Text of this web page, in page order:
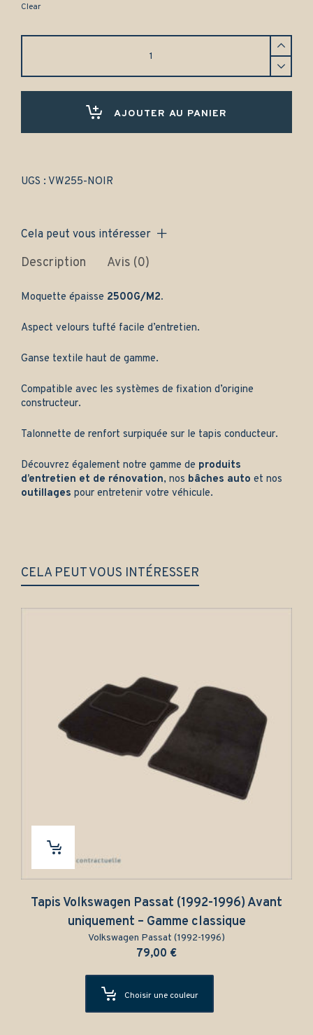
Clear
classique
AJOUTER AU PANIER
UGS : VW255-NOIR
Cela peut vous intéresser
Description Avis (0)
Moquette épaisse 2500G/M2.
Aspect velours tufté facile d’entretien.
Ganse textile haut de gamme.
Compatible avec les systèmes de fixation d’origine
constructeur.
Talonnette de renfort surpiquée sur le tapis conducteur.
Découvrez également notre gamme de produits
d’entretien et de rénovation, nos bâches auto et nos
outillages pour entretenir votre véhicule.
CELA PEUT VOUS INTÉRESSER
Volkswagen Passat (1992-1996) Avant
uniquement – Gamme classique
Volkswagen Passat (1992-1996)
Choisir une couleur
Tapis